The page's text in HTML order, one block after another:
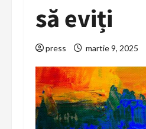
să eviți
press martie 9, 2025